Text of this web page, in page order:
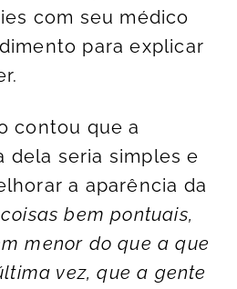
com seu médico
para explicar
contou que a
dela seria simples e
a aparência da
bem pontuais,
menor do que a que
vez, que a gente